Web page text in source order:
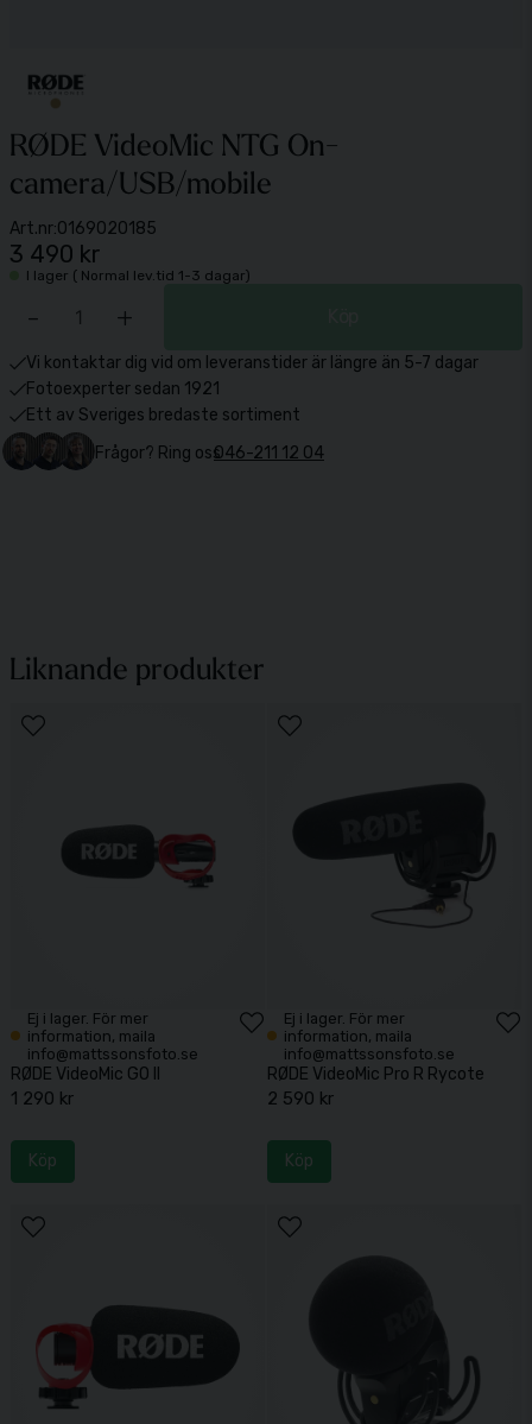
RØDE VideoMic NTG On-
camera/USB/mobile
Art.nr:0169020185
3 490 kr
I lager ( Normal lev.tid 1-3 dagar)
- +
Vi kontaktar dig vid om leveranstider är längre än 5-7 dagar
Fotoexperter sedan 1921
Ett av Sveriges bredaste sortiment
Frågor? Ring oss046-211 12 04
Liknande produkter
Ej i lager. För mer
information, maila
info@mattssonsfoto.se
RØDE VideoMic GO II
1 290 kr
Köp
Ej i lager. För mer
information, maila
info@mattssonsfoto.se
RØDE VideoMic Pro R Rycote
2 590 kr
Köp